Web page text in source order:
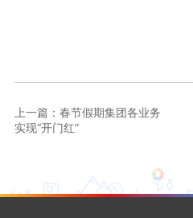
上一篇：春节假期集团各业务
实现“开门红”